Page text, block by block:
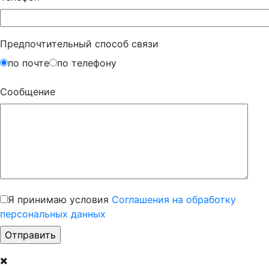
Предпочтительный способ связи
по почте
по телефону
Сообщение
Я принимаю условия Соглашения на обработку
персональных данных